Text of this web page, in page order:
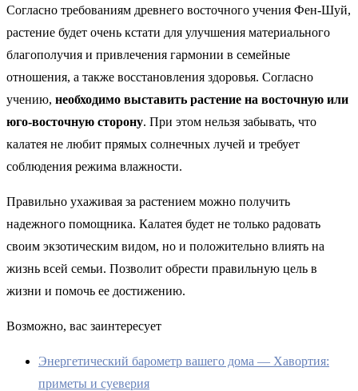
Согласно требованиям древнего восточного учения Фен-Шуй,
растение будет очень кстати для улучшения материального
благополучия и привлечения гармонии в семейные
отношения, а также восстановления здоровья. Согласно
учению, необходимо выставить растение на восточную или
юго-восточную сторону. При этом нельзя забывать, что
калатея не любит прямых солнечных лучей и требует
соблюдения режима влажности.
Правильно ухаживая за растением можно получить
надежного помощника. Калатея будет не только радовать
своим экзотическим видом, но и положительно влиять на
жизнь всей семьи. Позволит обрести правильную цель в
жизни и помочь ее достижению.
Возможно, вас заинтересует
Энергетический барометр вашего дома — Хавортия:
приметы и суеверия